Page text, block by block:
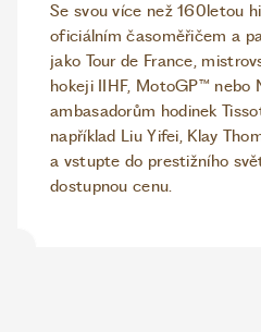
Se svou více než 160letou
oficiálním časoměřičem a
jako Tour de France,
hokeji IIHF, MotoGP™ nebo
ambasadorům hodinek
například Liu Yifei, Klay
a vstupte do prestižního
dostupnou cenu.